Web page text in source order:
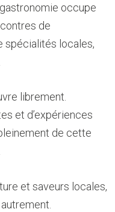
occupe
de
spécialités locales,
librement.
et d’expériences
de cette
et saveurs locales,